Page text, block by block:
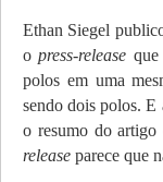
Ethan Siegel
opress-release
polos em uma
sendo dois polos. E
o resumo do artigo
release parece que